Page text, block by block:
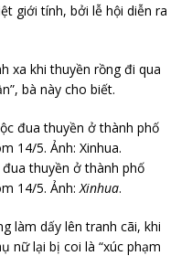
giới tính, bởi lễ hội diễn ra
xa khi thuyền rồng đi qua
bà này cho biết.
thuyền ở thành phố
14/5. Ảnh: Xinhua.
làm dấy lên tranh cãi, khi
nữ lại bị coi là “xúc phạm